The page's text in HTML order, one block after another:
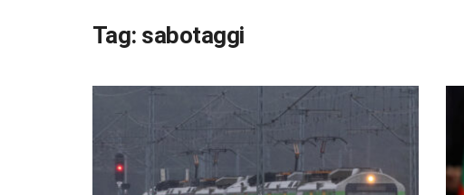
Tag: sabotaggi